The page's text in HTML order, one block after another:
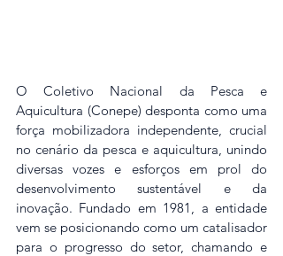
O Coletivo Nacional da Pesca e
Aquicultura (Conepe) desponta como uma
força mobilizadora independente, crucial
no cenário da pesca e aquicultura, unindo
diversas vozes e esforços em prol do
desenvolvimento sustentável e da
inovação. Fundado em 1981, a entidade
vem se posicionando como um catalisador
para o progresso do setor, chamando e